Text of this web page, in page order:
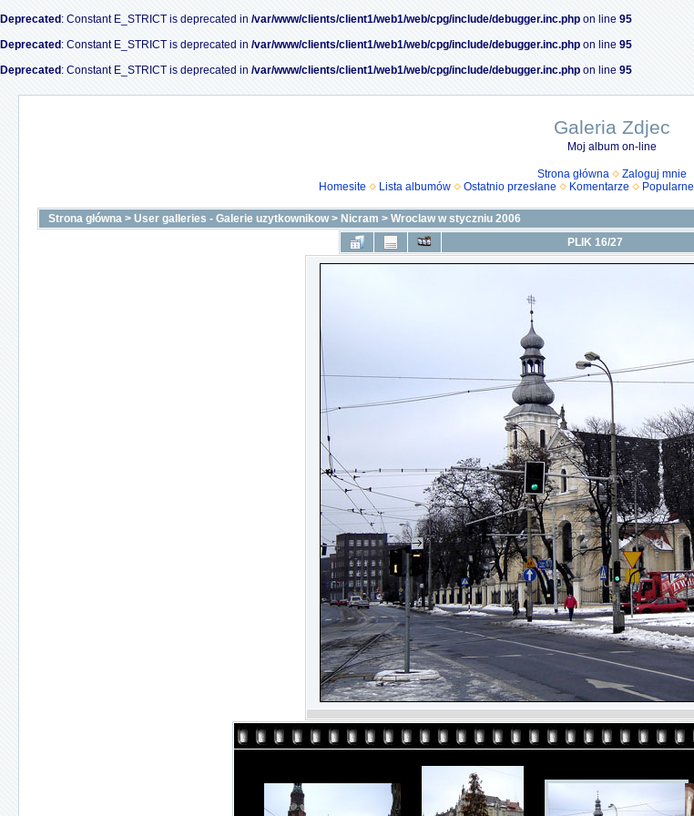
Deprecated : Constant E_STRICT is deprecated in /var/www/clients/client1/web1/web/cpg/include/debugger.inc.php on line 95
Deprecated : Constant E_STRICT is deprecated in /var/www/clients/client1/web1/web/cpg/include/debugger.inc.php on line 95
Deprecated : Constant E_STRICT is deprecated in /var/www/clients/client1/web1/web/cpg/include/debugger.inc.php on line 95
Galeria Zdjec
Moj album on-line
Strona główna
Zaloguj mnie
Homesite
Lista albumów Ostatnio przesłane Komentarze Popularne
Strona główna > User galleries - Galerie uzytkownikow> Nicram > Wroclaw w styczniu 2006
PLIK 16/27